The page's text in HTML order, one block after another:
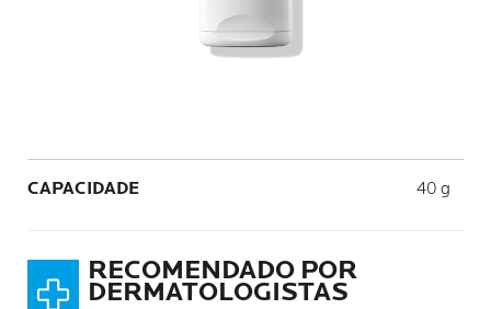
CAPACIDADE Volume
40 g
RECOMENDADO POR
DERMATOLOGISTAS